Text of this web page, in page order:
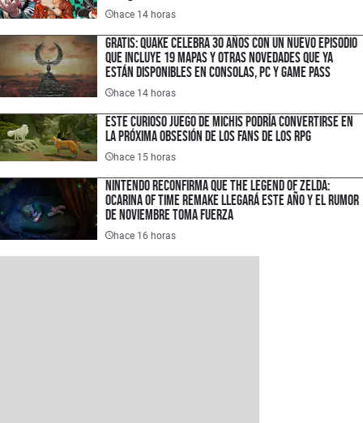
español
hace 14 horas
Gratis: Quake celebra 30 años con un nuevo episodio
que incluye 19 mapas y otras novedades que ya
están disponibles en consolas, PC y Game Pass
hace 14 horas
Este curioso juego de michis podría convertirse en
la próxima obsesión de los fans de los RPG
hace 15 horas
Nintendo reconfirma que The Legend of Zelda:
Ocarina of Time Remake llegará este año y el rumor
de noviembre toma fuerza
hace 16 horas